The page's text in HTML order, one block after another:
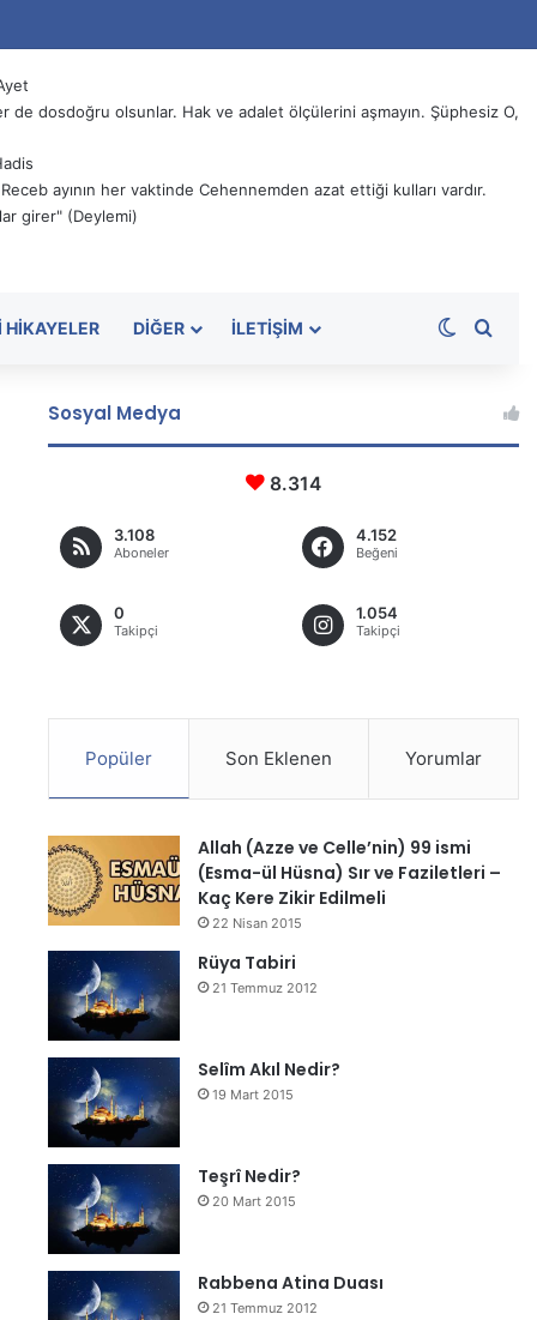
dosdoğru olsunlar. Hak ve adalet ölçülerini aşmayın. Şüphesiz O,
ayının her vaktinde Cehennemden azat ettiği kulları vardır.
girer" (Deylemi)
HIKAYELER DIĞER İLETIŞIM Dış
Sosyal Medya
8.314
3.108
Aboneler
4.152
Beğeni
0
Takipçi
1.054
Takipçi
Popüler Son Eklenen Yorumlar
Allah (Azze ve Celle’nin) 99 ismi
(Esma-ül Hüsna) Sır ve Faziletleri –
Kaç Kere Zikir Edilmeli
22 Nisan 2015
Rüya Tabiri
21 Temmuz 2012
Selîm Akıl Nedir?
19 Mart 2015
Teşrî Nedir?
20 Mart 2015
Rabbena Atina Duası
21 Temmuz 2012